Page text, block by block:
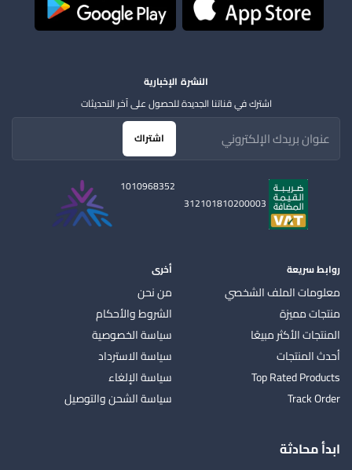
روابط سريعة
معلومات الملف الشخصي
منتجات مميزة
المنتجات الأكثر مبيعًا
أحدث المنتجات
Top Rated Products
Track Order
أخرى
من نحن
الشروط والأحكام
سياسة الخصوصية
سياسة الاسترداد
سياسة الإلغاء
سياسة الشحن والتوصيل
النشرة الإخبارية
اشترك في قناتنا الجديدة للحصول على آخر التحديثات
اشتراك
312101810200003
1010968352
ابدأ محادثة